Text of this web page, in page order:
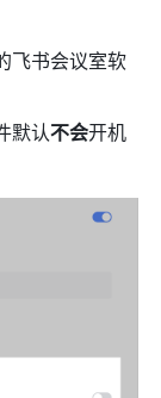
飞书会议室软
默认
不会开机